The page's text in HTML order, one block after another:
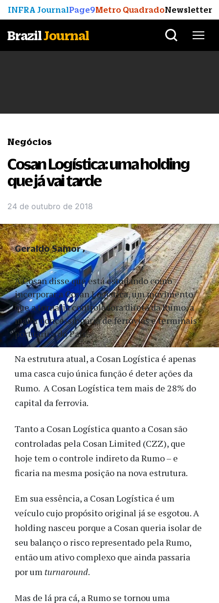
INFRA JournalPage9Metro QuadradoNewsletter
BrazilJournal
Negócios
Cosan Logística: uma holding
que já vai tarde
24 de outubro de 2018
A Cosan disse que está estudando como
incorporar a Cosan Logística, um movimento
que a tornaria controladora direta da Rumo, a
maior concessionária de ferrovias e terminais
portuários do País.
Na estrutura atual, a Cosan Logística é apenas
uma casca cujo única função é deter ações da
Rumo. A Cosan Logística tem mais de 28% do
capital da ferrovia.
Tanto a Cosan Logística quanto a Cosan são
controladas pela Cosan Limited (CZZ), que
hoje tem o controle indireto da Rumo – e
ficaria na mesma posição na nova estrutura.
Em sua essência, a Cosan Logística é um
veículo cujo propósito original já se esgotou. A
holding nasceu porque a Cosan queria isolar de
seu balanço o risco representado pela Rumo,
então um ativo complexo que ainda passaria
por um turnaround.
Mas de lá pra cá, a Rumo se tornou uma
Geraldo Samor